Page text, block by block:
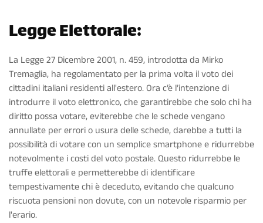
Legge Elettorale:
La Legge 27 Dicembre 2001, n. 459, introdotta da Mirko
Tremaglia, ha regolamentato per la prima volta il voto dei
cittadini italiani residenti all'estero. Ora c’è l’intenzione di
introdurre il voto elettronico, che garantirebbe che solo chi ha
diritto possa votare, eviterebbe che le schede vengano
annullate per errori o usura delle schede, darebbe a tutti la
possibilità di votare con un semplice smartphone e ridurrebbe
notevolmente i costi del voto postale. Questo ridurrebbe le
truffe elettorali e permetterebbe di identificare
tempestivamente chi è deceduto, evitando che qualcuno
riscuota pensioni non dovute, con un notevole risparmio per
l'erario.